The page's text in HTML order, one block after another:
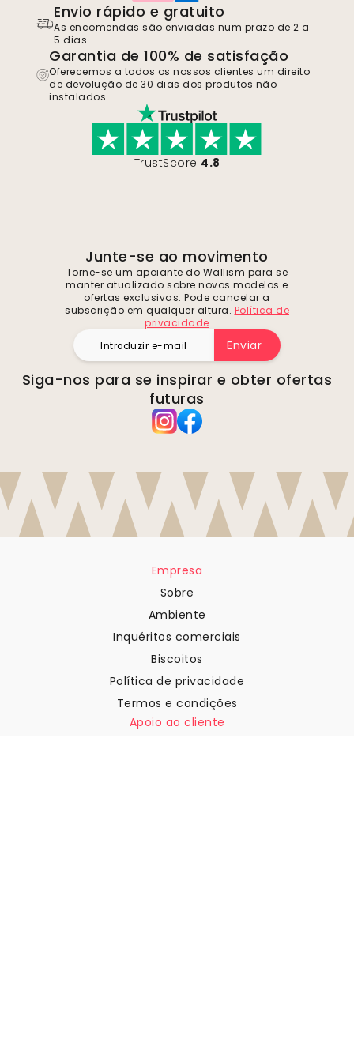
Envio rápido e gratuito
As encomendas são enviadas num prazo de 2 a
5 dias.
Garantia de 100% de satisfação
Oferecemos a todos os nossos clientes um direito
de devolução de 30 dias dos produtos não
instalados.
TrustScore 4.8
Junte-se ao movimento
Torne-se um apoiante do Wallism para se
manter atualizado sobre novos modelos e
ofertas exclusivas. Pode cancelar a
subscrição em qualquer altura. Política de
privacidade
Enviar
Siga-nos para se inspirar e obter ofertas
futuras
Empresa
Sobre
Ambiente
Inquéritos comerciais
Biscoitos
Política de privacidade
Termos e condições
Apoio ao cliente